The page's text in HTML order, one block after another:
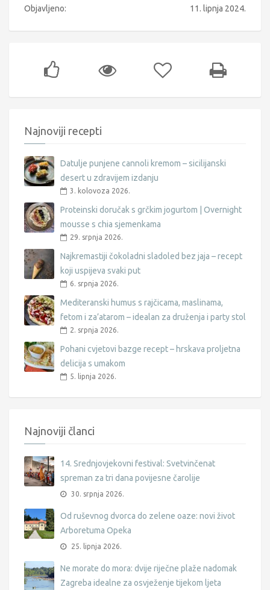
Objavljeno: 11. lipnja 2024.
Najnoviji recepti
Datulje punjene cannoli kremom – sicilijanski
desert u zdravijem izdanju
3. kolovoza 2026.
Proteinski doručak s grčkim jogurtom | Overnight
mousse s chia sjemenkama
29. srpnja 2026.
Najkremastiji čokoladni sladoled bez jaja – recept
koji uspijeva svaki put
6. srpnja 2026.
Mediteranski humus s rajčicama, maslinama,
fetom i za’atarom – idealan za druženja i party stol
2. srpnja 2026.
Pohani cvjetovi bazge recept – hrskava proljetna
delicija s umakom
5. lipnja 2026.
Najnoviji članci
14. Srednjovjekovni festival: Svetvinčenat
spreman za tri dana povijesne čarolije
30. srpnja 2026.
Od ruševnog dvorca do zelene oaze: novi život
Arboretuma Opeka
25. lipnja 2026.
Ne morate do mora: dvije riječne plaže nadomak
Zagreba idealne za osvježenje tijekom ljeta